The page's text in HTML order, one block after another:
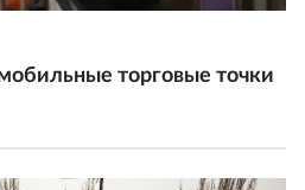
торговые точки